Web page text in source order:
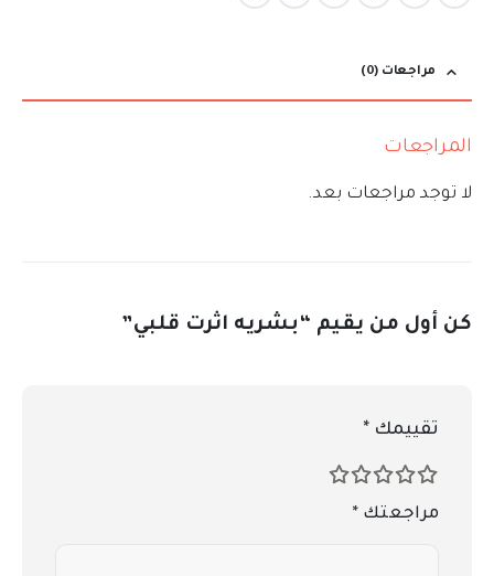
مراجعات (0)
المراجعات
لا توجد مراجعات بعد.
كن أول من يقيم “بشريه اثرت قلبي”
تقييمك *
مراجعتك *